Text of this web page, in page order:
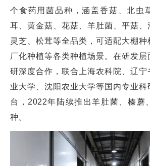
个食药用菌品种，涵盖香菇、北虫
耳、黄金菇、花菇、羊肚菌、平菇、
灵芝、松茸等全品类，可适配大棚种
厂化种植等各类种植场景。在研发层
研深度合作，联合上海农科院、辽宁
业大学、沈阳农业大学等国内专业
台，2022年陆续推出羊肚菌、榛蘑
种。